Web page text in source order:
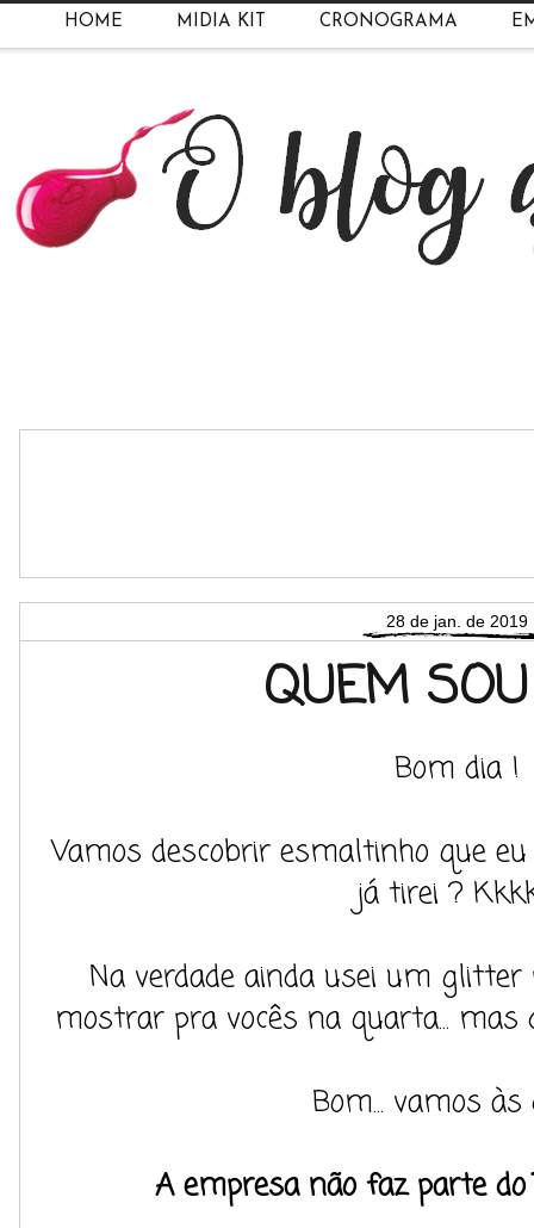
HOME MIDIA KIT CRONOGRAMA
28 de jan. de 2019
QUEM
Bom dia !
Vamos descobrir esmaltinho que
já tirei ?
Na verdade ainda usei um glitter
mostrar pra vocês na quarta...
Bom... vamos às
A empresa não faz parte do